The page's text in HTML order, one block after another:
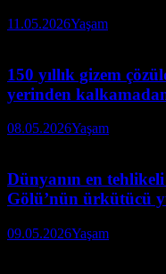
11.05.2026Yaşam
150 yıllık gizem
yerinden
08.05.2026Yaşam
Dünyanın en
Gölü’nün ürkütücü
09.05.2026Yaşam